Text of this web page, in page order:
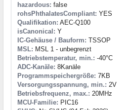
hazardous: false
rohsPhthalatesCompliant: YES
Qualifikation: AEC-Q100
isCanonical: Y
IC-Gehäuse / Bauform: TSSOP
MSL: MSL 1 - unbegrenzt
Betriebstemperatur, min.: -40°C
ADC-Kanäle: 8Kanäle
Programmspeichergröße: 7KB
Versorgungsspannung, min.: 2V
Betriebsfrequenz, max.: 20MHz
MCU-Familie: PIC16